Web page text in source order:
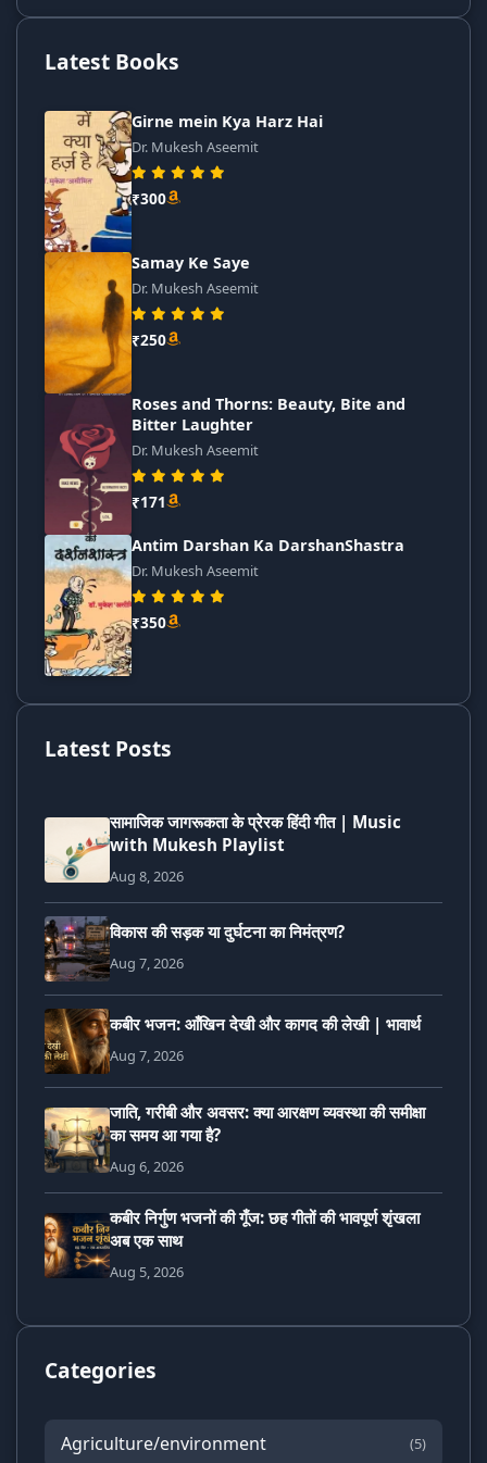
Latest Books
Girne mein Kya Harz Hai
Dr. Mukesh Aseemit
₹300
Samay Ke Saye
Dr. Mukesh Aseemit
₹250
Roses and Thorns: Beauty, Bite and
Bitter Laughter
Dr. Mukesh Aseemit
₹171
Antim Darshan Ka DarshanShastra
Dr. Mukesh Aseemit
₹350
Latest Posts
सामाजिक जागरूकता के प्रेरक हिंदी गीत | Music
with Mukesh Playlist
Aug 8, 2026
विकास की सड़क या दुर्घटना का निमंत्रण?
Aug 7, 2026
कबीर भजन: आँखिन देखी और कागद की लेखी | भावार्थ
Aug 7, 2026
जाति, गरीबी और अवसर: क्या आरक्षण व्यवस्था की समीक्षा
का समय आ गया है?
Aug 6, 2026
कबीर निर्गुण भजनों की गूँज: छह गीतों की भावपूर्ण शृंखला
अब एक साथ
Aug 5, 2026
Categories
Agriculture/environment (5)